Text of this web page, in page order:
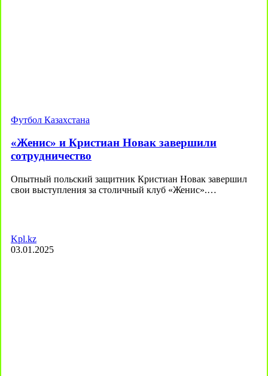
Футбол Казахстана
«Женис» и Кристиан Новак завершили
сотрудничество
Опытный польский защитник Кристиан Новак завершил
свои выступления за столичный клуб «Женис».…
Kpl.kz
03.01.2025